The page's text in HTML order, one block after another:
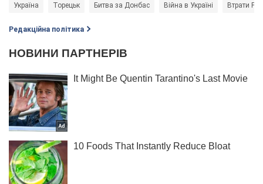
Україна Торецьк Битва за Донбас Війна в Україні Втрати
Редакційна політика